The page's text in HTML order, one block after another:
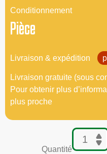
Conditionnement
Pièce
Livraison & expédition
Livraison gratuite (sous
Pour obtenir plus
plus proche
Quantité